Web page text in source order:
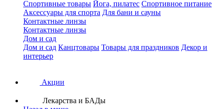
Спортивные товары Йога, пилатес Спортивное питание
Аксессуары для спорта Для бани и сауны
Контактные линзы
Контактные линзы
Дом и сад
Дом и сад Канцтовары Товары для праздников Декор и
интерьер
Акции
Лекарства и БАДы